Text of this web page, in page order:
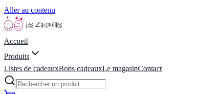
Aller au contenu
Accueil
Produits
Listes de cadeauxBons cadeauxLe magasinContact